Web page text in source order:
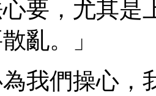
要，尤其是
亂。」
們操心，